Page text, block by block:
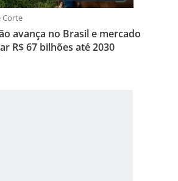
Corte
avança no Brasil e mercado
R$ 67 bilhões até 2030